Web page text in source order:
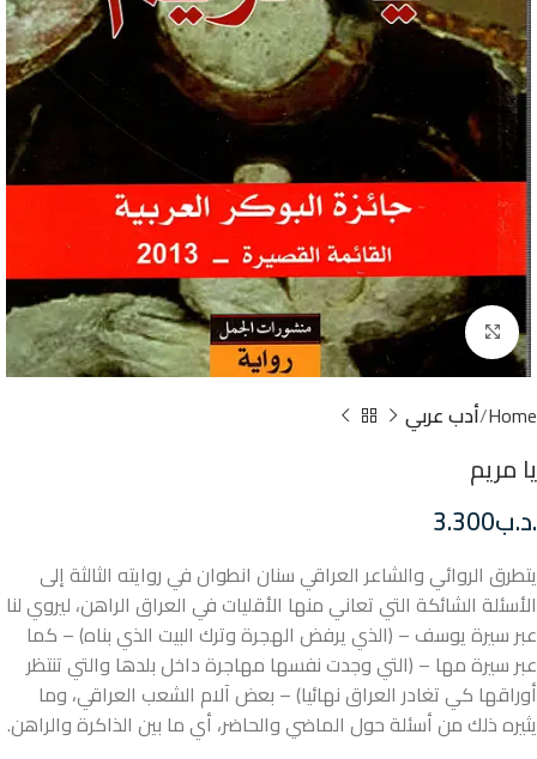
Click to enlarge
Home أدب عربي
يا مريم
.د.ب3.300
يتطرق الروائي والشاعر العراقي سنان انطوان في روايته الثالثة إلى
الأسئلة الشائكة التي تعاني منها الأقليات في العراق الراهن، ليروي لنا
عبر سيرة يوسف – (الذي يرفض الهجرة وترك البيت الذي بناه) – كما
عبر سيرة مها – (التي وجدت نفسها مهاجرة داخل بلدها والتي تنتظر
أوراقها كي تغادر العراق نهائيا) – بعض آلام الشعب العراقي، وما
يثيره ذلك من أسئلة حول الماضي والحاضر، أي ما بين الذاكرة والراهن.